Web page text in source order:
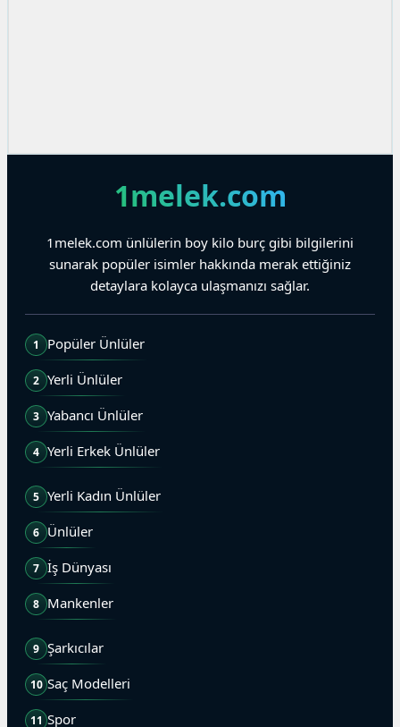
1melek.com
1melek.com ünlülerin boy kilo burç gibi bilgilerini
sunarak popüler isimler hakkında merak ettiğiniz
detaylara kolayca ulaşmanızı sağlar.
1 Popüler Ünlüler
2 Yerli Ünlüler
3 Yabancı Ünlüler
4 Yerli Erkek Ünlüler
5 Yerli Kadın Ünlüler
6 Ünlüler
7 İş Dünyası
8 Mankenler
9 Şarkıcılar
10 Saç Modelleri
11 Spor